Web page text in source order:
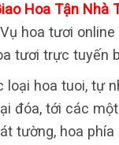
Hoa Tận Nhà
hoa tươi
tươi trực tuyến
hoa tuoi, tự
đóa, tới các
tường, hoa